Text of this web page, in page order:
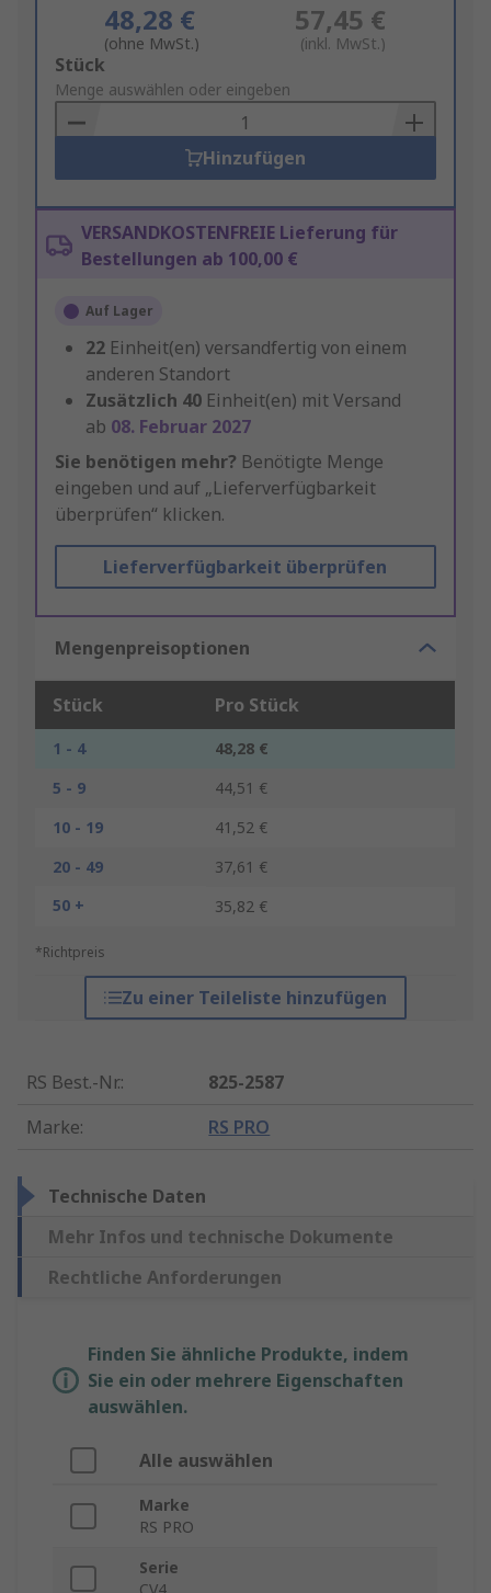
48,28 €
(ohne MwSt.)
57,45 €
(inkl. MwSt.)
Add
to
Basket
Stück
Menge auswählen oder eingeben
Hinzufügen
VERSANDKOSTENFREIE Lieferung für
Bestellungen ab 100,00 €
Auf Lager
22 Einheit(en) versandfertig von einem
anderen Standort
Zusätzlich 40 Einheit(en) mit Versand
ab 08. Februar 2027
Sie benötigen mehr? Benötigte Menge
eingeben und auf „Lieferverfügbarkeit
überprüfen“ klicken.
Lieferverfügbarkeit überprüfen
Mengenpreisoptionen
Stück Pro Stück
1 - 4
48,28 €
5 - 9
44,51 €
10 - 19
41,52 €
20 - 49
37,61 €
50 +
35,82 €
*Richtpreis
Zu einer Teileliste hinzufügen
RS Best.-Nr.:
825-2587
Marke: RS PRO
Technische Daten
Mehr Infos und technische Dokumente
Rechtliche Anforderungen
Finden Sie ähnliche Produkte, indem
Sie ein oder mehrere Eigenschaften
auswählen.
Alle auswählen
Marke
RS PRO
Serie